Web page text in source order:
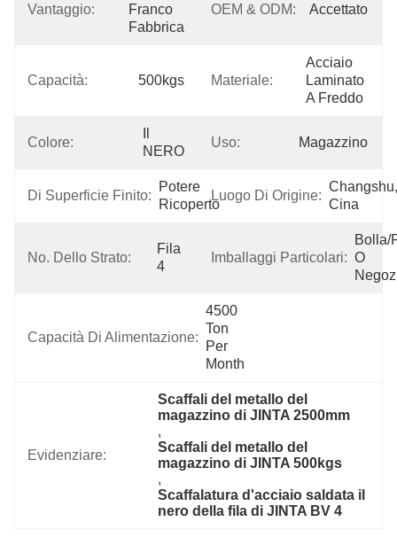
Vantaggio:
Franco
Fabbrica
OEM & ODM: Accettato
Capacità: 500kgs Materiale:
Acciaio
Laminato
A Freddo
Colore:
NERO
Uso: Magazzino
Di Superficie Finito:
Potere
Ricoperto
Luogo Di Origine:
Changshu,
Cina
No. Dello Strato:
Fila
4
Imballaggi Particolari:
Bolla/
O
Capacità Di Alimentazione:
4500
Ton
Per
Month
Evidenziare:
Scaffali del metallo del
magazzino di JINTA 2500mm
,
Scaffali del metallo del
magazzino di JINTA 500kgs
,
Scaffalatura d'acciaio saldata il
nero della fila di JINTA BV 4